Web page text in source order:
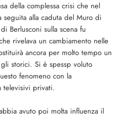
della complessa crisi che nel
seguita alla caduta del Muro di
Berlusconi sulla scena fu
rivelava un cambiamento nelle
ancora per molto tempo un
storici. Si è spessp voluto
fenomeno con la
televisivi privati.
avuto poi molta influenza il